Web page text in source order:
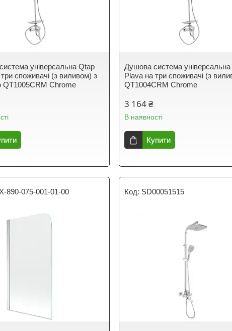
універсальна Qtap
споживачі (з виливом) з
QT1005CRM Chrome
Душова система
Plava на три споживачі (з
QT1004CRM Chrome
3 164 ₴
В наявності
Купити
890-075-001-01-00 SD00051515